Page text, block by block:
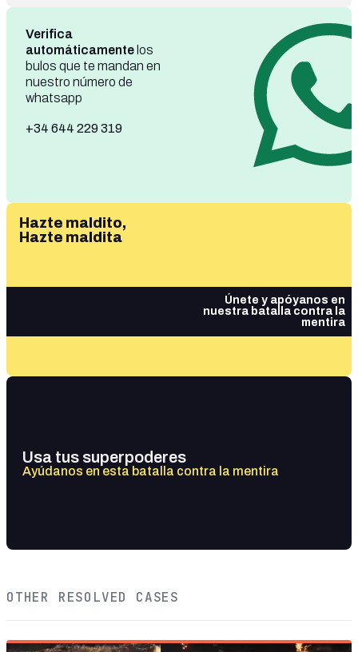
Verifica
automáticamente los
bulos que te mandan en
nuestro número de
whatsapp
+34 644 229 319
Hazte maldito,
Hazte maldita
Únete y apóyanos en
nuestra batalla contra la
mentira
Usa tus superpoderes
Ayúdanos en esta batalla contra la mentira
OTHER RESOLVED CASES